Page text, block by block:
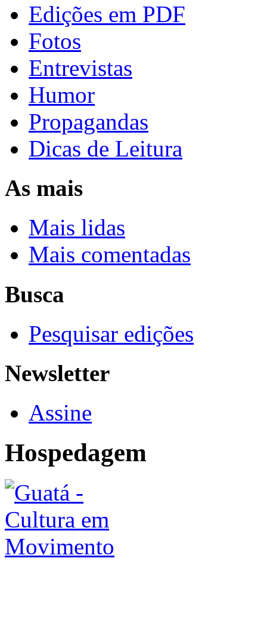
Edições em PDF
Fotos
Entrevistas
Humor
Propagandas
Dicas de Leitura
As mais
Mais lidas
Mais comentadas
Busca
Pesquisar edições
Newsletter
Assine
Hospedagem